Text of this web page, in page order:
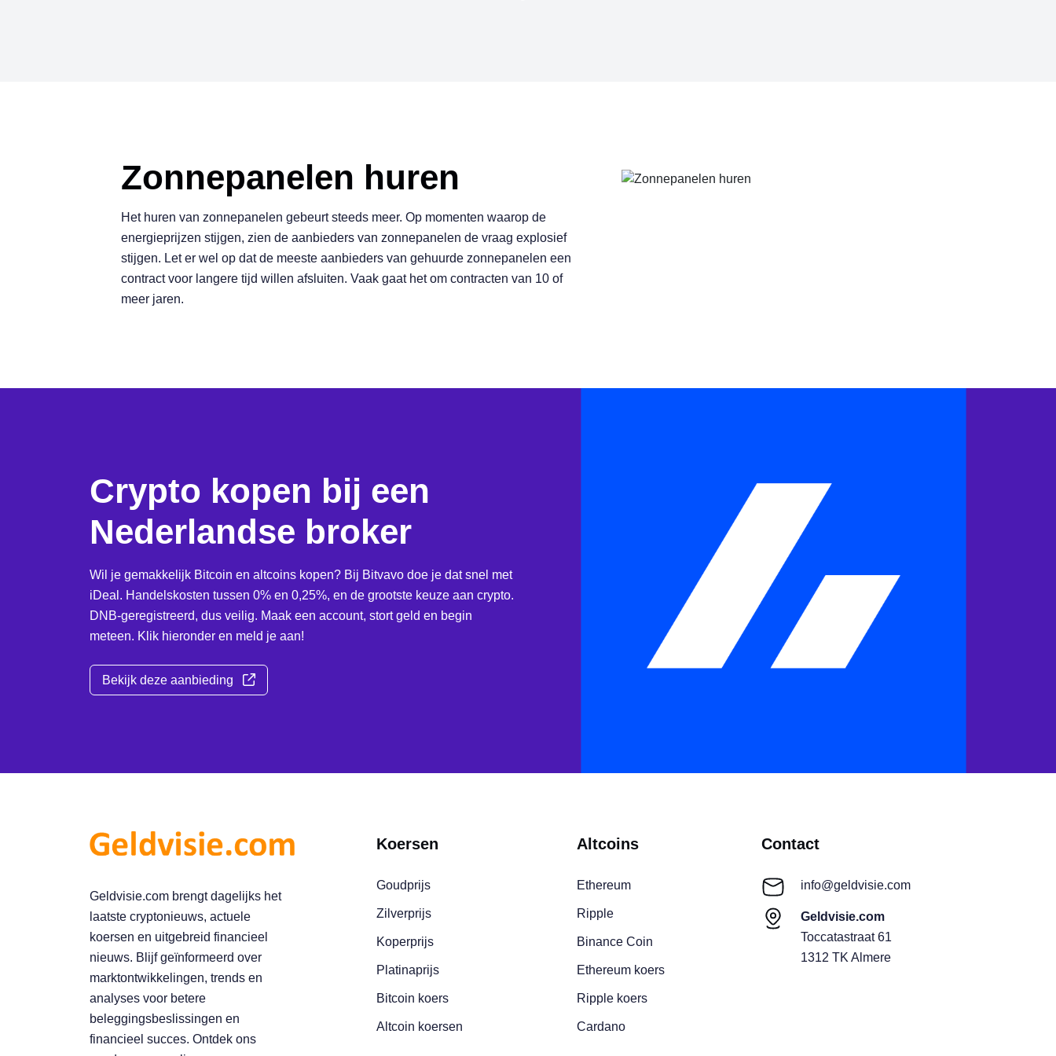
Zonnepanelen huren
Het huren van zonnepanelen gebeurt steeds meer. Op momenten waarop de
energieprijzen stijgen, zien de aanbieders van zonnepanelen de vraag explosief
stijgen. Let er wel op dat de meeste aanbieders van gehuurde zonnepanelen een
contract voor langere tijd willen afsluiten. Vaak gaat het om contracten van 10 of
meer jaren.
Crypto kopen bij een
Nederlandse broker
Wil je gemakkelijk Bitcoin en altcoins kopen? Bij Bitvavo doe je dat snel met
iDeal. Handelskosten tussen 0% en 0,25%, en de grootste keuze aan crypto.
DNB-geregistreerd, dus veilig. Maak een account, stort geld en begin
meteen. Klik hieronder en meld je aan!
Bekijk deze aanbieding
Geldvisie.com brengt dagelijks het
laatste cryptonieuws, actuele
koersen en uitgebreid financieel
nieuws. Blijf geïnformeerd over
marktontwikkelingen, trends en
analyses voor betere
beleggingsbeslissingen en
financieel succes. Ontdek ons
Koersen
Goudprijs
Zilverprijs
Koperprijs
Platinaprijs
Bitcoin koers
Altcoin koersen
Altcoins
Ethereum
Ripple
Binance Coin
Ethereum koers
Ripple koers
Cardano
Contact
info@geldvisie.com
Geldvisie.com
Toccatastraat 61
1312 TK Almere